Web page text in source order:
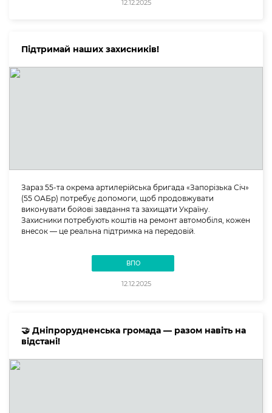
12.12.2025
Підтримай наших захисників!
Зараз 55-та окрема артилерійська бригада «Запорізька Січ»
(55 ОАБр) потребує допомоги, щоб продовжувати
виконувати бойові завдання та захищати Україну.
Захисники потребують коштів на ремонт автомобіля, кожен
внесок — це реальна підтримка на передовій.
ВПО
12.12.2025
🤝 Дніпрорудненська громада — разом навіть на
відстані!